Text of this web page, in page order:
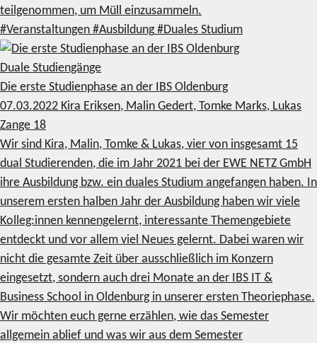
teilgenommen, um Müll einzusammeln.
#Veranstaltungen #Ausbildung #Duales Studium
Duale Studiengänge
Die erste Studienphase an der IBS Oldenburg
07.03.2022 Kira Eriksen, Malin Gedert, Tomke Marks, Lukas
Zange 18
Wir sind Kira, Malin, Tomke & Lukas, vier von insgesamt 15
dual Studierenden, die im Jahr 2021 bei der EWE NETZ GmbH
ihre Ausbildung bzw. ein duales Studium angefangen haben. In
unserem ersten halben Jahr der Ausbildung haben wir viele
Kolleg:innen kennengelernt, interessante Themengebiete
entdeckt und vor allem viel Neues gelernt. Dabei waren wir
nicht die gesamte Zeit über ausschließlich im Konzern
eingesetzt, sondern auch drei Monate an der IBS IT &
Business School in Oldenburg in unserer ersten Theoriephase.
Wir möchten euch gerne erzählen, wie das Semester
allgemein ablief und was wir aus dem Semester